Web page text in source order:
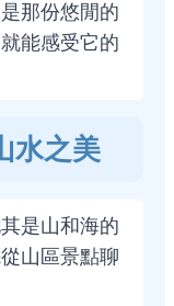
那份悠閒的
能感受它的
水之美
是山和海的
山區景點聊